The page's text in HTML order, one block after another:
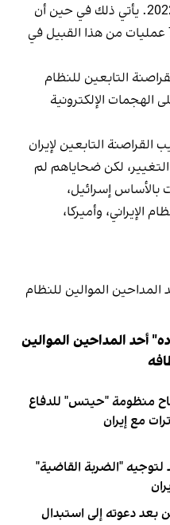
2022، 17 منها حدثت بعد يونيو 2022. يأتي ذلك في حين أن
قراصنة تابعين لإيران شاركوا في 7 عمليات من هذا القبيل في
التابعين للنظام
الهجمات الإلكترونية
التابعين لإيران
لكن ضحاياهم لم
إسرائيل،
الإيراني، وأميركا،
أحد المداحين الموالين
منظومة "حيتس" للدفاع
مع إيران
"الضربة القاضية"
بعد دعوته إلى استبدال